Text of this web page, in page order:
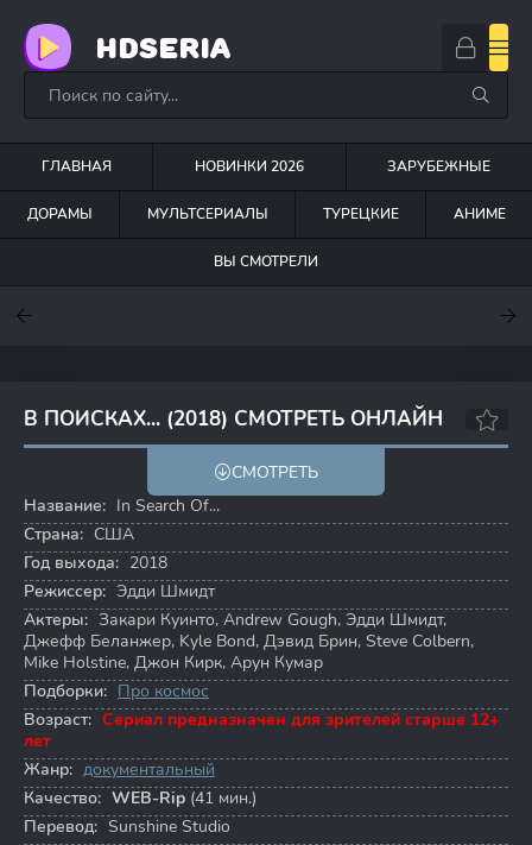
HDSERIA
ГЛАВНАЯ НОВИНКИ 2026 ЗАРУБЕЖНЫЕ
ДОРАМЫ МУЛЬТСЕРИАЛЫ ТУРЕЦКИЕ АНИМЕ
ВЫ СМОТРЕЛИ
В ПОИСКАХ... (2018) СМОТРЕТЬ ОНЛАЙН
5.9
СМОТРЕТЬ
Название: In Search Of...
Страна: США
Год выхода: 2018
Режиссер: Эдди Шмидт
Актеры: Закари Куинто, Andrew Gough, Эдди Шмидт,
Джефф Беланжер, Kyle Bond, Дэвид Брин, Steve Colbern,
Mike Holstine, Джон Кирк, Арун Кумар
Подборки: Про космос
Возраст: Сериал предназначен для зрителей старше 12+
лет
Жанр: документальный
Качество: WEB-Rip (41 мин.)
Перевод: Sunshine Studio